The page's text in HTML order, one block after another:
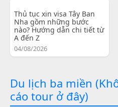
Thủ tục xin visa Tây Ban
Nha gồm những bước
nào? Hướng dẫn chi tiết từ
A đến Z
04/08/2026
Du lịch ba miền
cáo tour ở đây)